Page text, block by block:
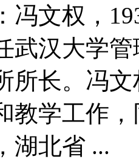
冯文权，
武汉大学
所长。冯
教学工作
湖北省 ...